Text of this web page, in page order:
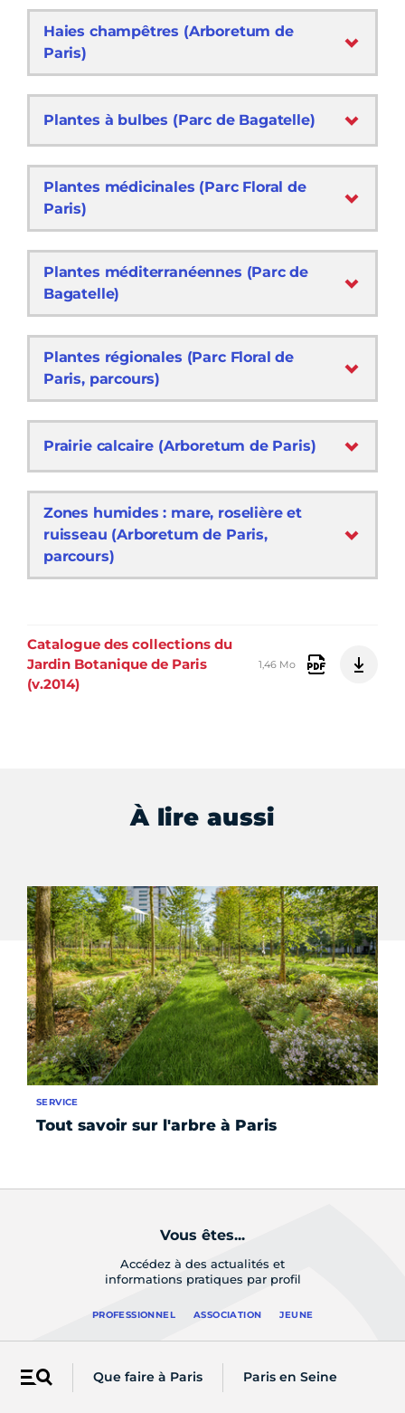
Menu Que faire à Paris Paris en Seine
Haies champêtres (Arboretum de
Paris)
Plantes à bulbes (Parc de Bagatelle)
Plantes médicinales (Parc Floral de
Paris)
Plantes méditerranéennes (Parc de
Bagatelle)
Plantes régionales (Parc Floral de
Paris, parcours)
Prairie calcaire (Arboretum de Paris)
Zones humides : mare, roselière et
ruisseau (Arboretum de Paris,
parcours)
Catalogue des collections du
Jardin Botanique de Paris
(v.2014)
1,46 Mo
À lire aussi
Tout savoir sur l'arbre à Paris
SERVICE
Vous êtes...
Accédez à des actualités et
informations pratiques par profil
PROFESSIONNEL ASSOCIATION JEUNE
Les newsletters de Paris